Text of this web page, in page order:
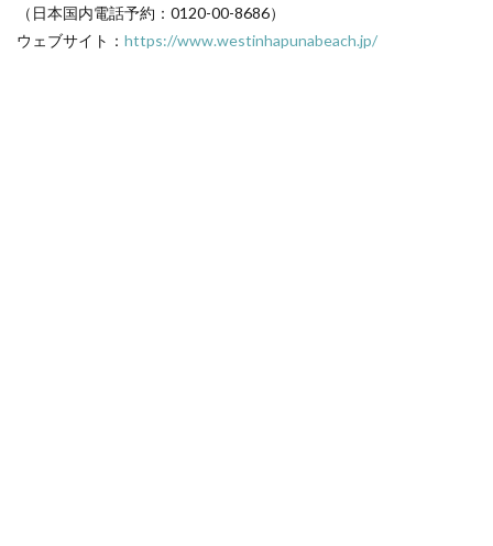
（日本国内電話予約：0120-00-8686）
ウェブサイト： https://www.westinhapunabeach.jp/